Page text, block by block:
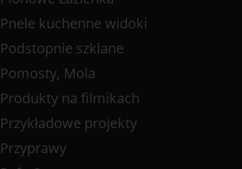
Pnele kuchenne widoki
Podstopnie szklane
Pomosty, Mola
Produkty na filmikach
Przykładowe projekty
Przyprawy